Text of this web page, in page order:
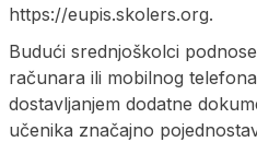
https://eupis.skolers.org.
Budući srednjoškolci
računara ili mobilnog
dostavljanjem dodatne
učenika značajno